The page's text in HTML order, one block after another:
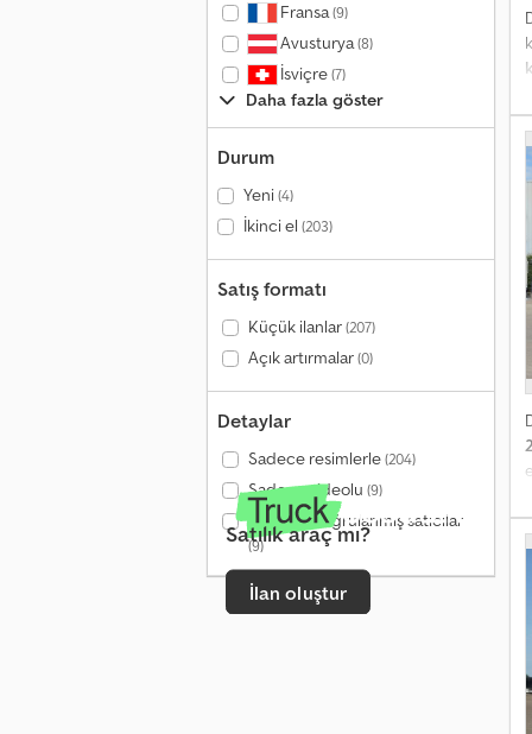
Fransa(9)
Avusturya(8)
İsviçre(7)
Daha fazla göster
Durum
Yeni(4)
İkinci el (203)
Satış formatı
Küçük ilanlar(207)
Açık artırmalar(0)
Detaylar
Sadece resimlerle(204)
Sadece videolu (9)
Yalnızca doğrulanmış satıcılar
(9)
Satılık araç mı?
İlan oluştur